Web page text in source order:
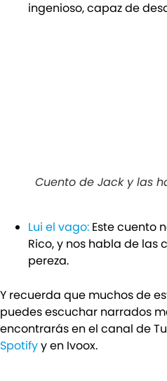
ingenioso, capaz de
Cuento de Jack y las
Lui el vago: Este cuento
Rico, y nos habla de las
pereza.
Y recuerda que muchos de
puedes escuchar narrados
encontrarás en el canal de
Spotifyy en Ivoox.